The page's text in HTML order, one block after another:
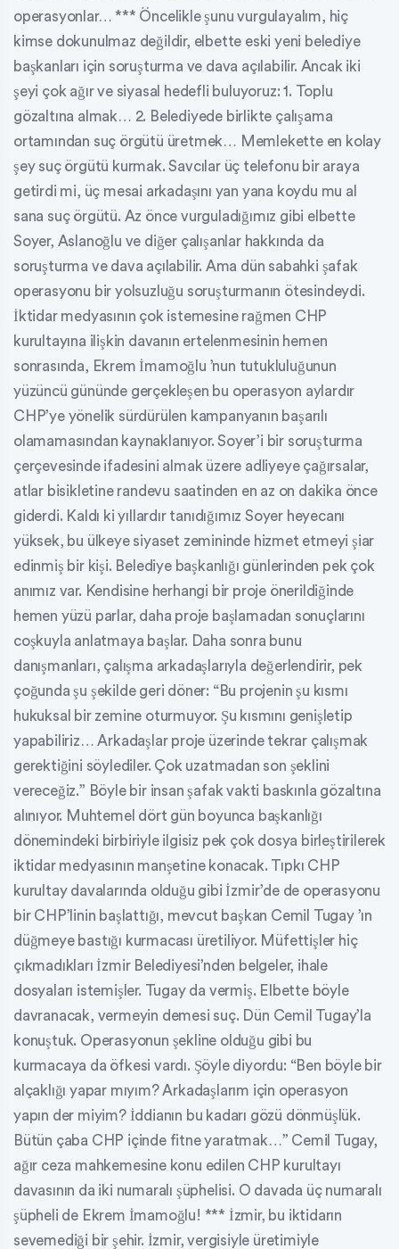
operasyonlar… *** Öncelikle şunu vurgulayalım, hiç
kimse dokunulmaz değildir, elbette eski yeni belediye
başkanları için soruşturma ve dava açılabilir. Ancak iki
şeyi çok ağır ve siyasal hedefli buluyoruz: 1. Toplu
gözaltına almak… 2. Belediyede birlikte çalışama
ortamından suç örgütü üretmek… Memlekette en kolay
şey suç örgütü kurmak. Savcılar üç telefonu bir araya
getirdi mi, üç mesai arkadaşını yan yana koydu mu al
sana suç örgütü. Az önce vurguladığımız gibi elbette
Soyer, Aslanoğlu ve diğer çalışanlar hakkında da
soruşturma ve dava açılabilir. Ama dün sabahki şafak
operasyonu bir yolsuzluğu soruşturmanın ötesindeydi.
İktidar medyasının çok istemesine rağmen CHP
kurultayına ilişkin davanın ertelenmesinin hemen
sonrasında, Ekrem İmamoğlu ’nun tutukluluğunun
yüzüncü gününde gerçekleşen bu operasyon aylardır
CHP’ye yönelik sürdürülen kampanyanın başarılı
olamamasından kaynaklanıyor. Soyer’i bir soruşturma
çerçevesinde ifadesini almak üzere adliyeye çağırsalar,
atlar bisikletine randevu saatinden en az on dakika önce
giderdi. Kaldı ki yıllardır tanıdığımız Soyer heyecanı
yüksek, bu ülkeye siyaset zemininde hizmet etmeyi şiar
edinmiş bir kişi. Belediye başkanlığı günlerinden pek çok
anımız var. Kendisine herhangi bir proje önerildiğinde
hemen yüzü parlar, daha proje başlamadan sonuçlarını
coşkuyla anlatmaya başlar. Daha sonra bunu
danışmanları, çalışma arkadaşlarıyla değerlendirir, pek
çoğunda şu şekilde geri döner: “Bu projenin şu kısmı
hukuksal bir zemine oturmuyor. Şu kısmını genişletip
yapabiliriz… Arkadaşlar proje üzerinde tekrar çalışmak
gerektiğini söylediler. Çok uzatmadan son şeklini
vereceğiz.” Böyle bir insan şafak vakti baskınla gözaltına
alınıyor. Muhtemel dört gün boyunca başkanlığı
dönemindeki birbiriyle ilgisiz pek çok dosya birleştirilerek
iktidar medyasının manşetine konacak. Tıpkı CHP
kurultay davalarında olduğu gibi İzmir’de de operasyonu
bir CHP’linin başlattığı, mevcut başkan Cemil Tugay ’ın
düğmeye bastığı kurmacası üretiliyor. Müfettişler hiç
çıkmadıkları İzmir Belediyesi’nden belgeler, ihale
dosyaları istemişler. Tugay da vermiş. Elbette böyle
davranacak, vermeyin demesi suç. Dün Cemil Tugay’la
konuştuk. Operasyonun şekline olduğu gibi bu
kurmacaya da öfkesi vardı. Şöyle diyordu: “Ben böyle bir
alçaklığı yapar mıyım? Arkadaşlarım için operasyon
yapın der miyim? İddianın bu kadarı gözü dönmüşlük.
Bütün çaba CHP içinde fitne yaratmak…” Cemil Tugay,
ağır ceza mahkemesine konu edilen CHP kurultayı
davasının da iki numaralı şüphelisi. O davada üç numaralı
şüpheli de Ekrem İmamoğlu! *** İzmir, bu iktidarın
sevemediği bir şehir. İzmir, vergisiyle üretimiyle